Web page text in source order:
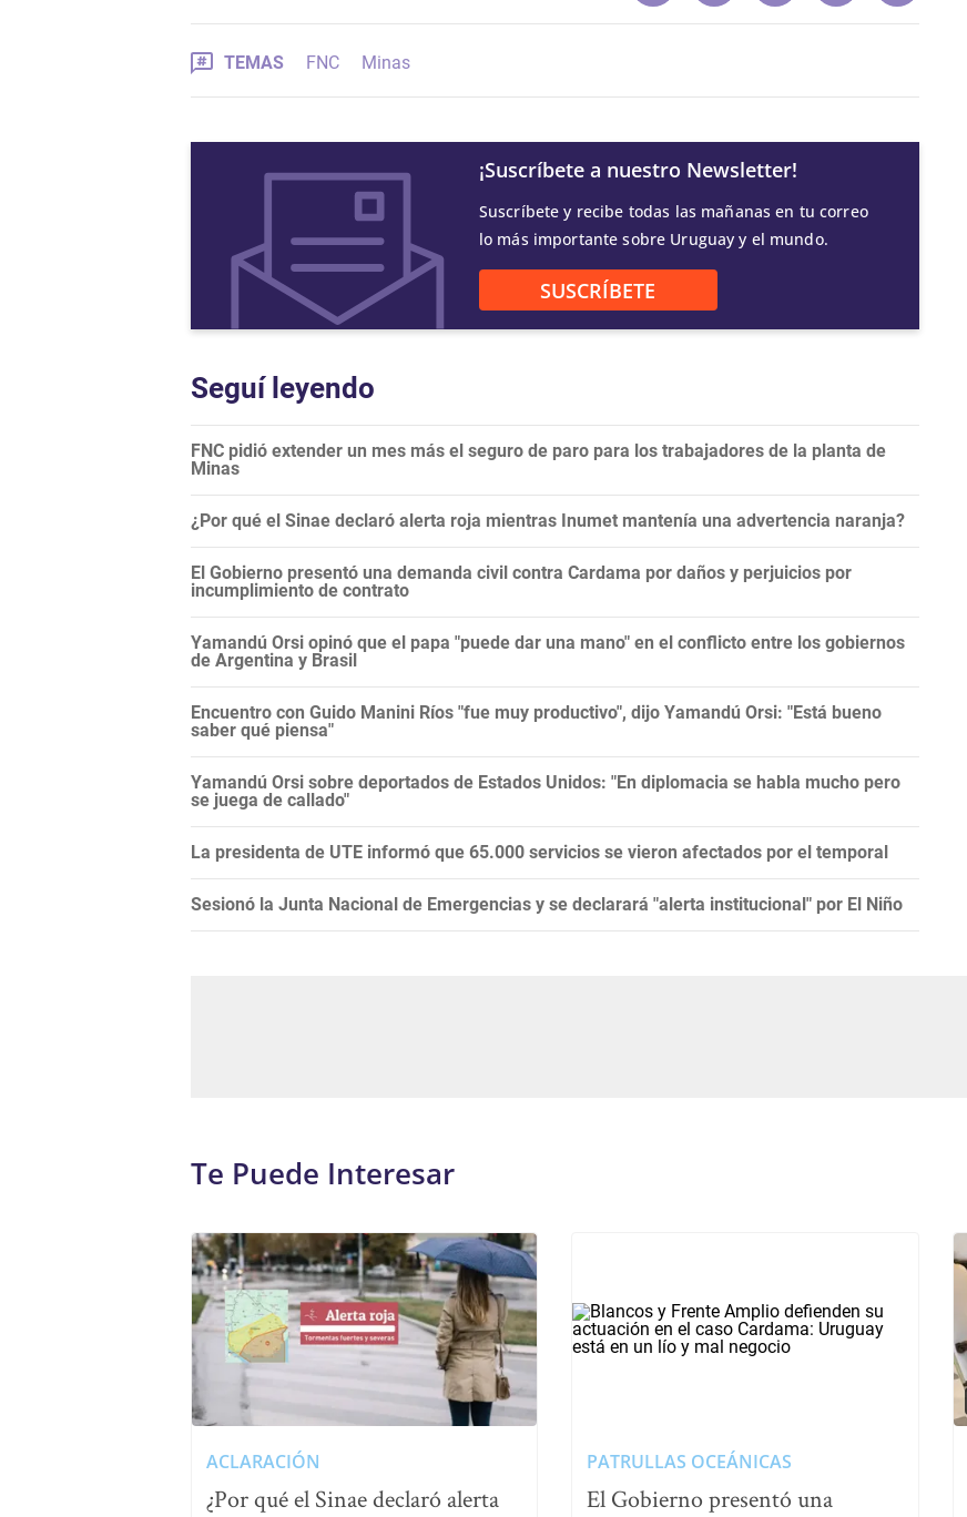
TEMAS FNC Minas
¡Suscríbete a nuestro Newsletter!
Suscríbete y recibe todas las mañanas en tu correo
lo más importante sobre Uruguay y el mundo.
SUSCRÍBETE
Seguí leyendo
FNC pidió extender un mes más el seguro de paro para los trabajadores de la planta de
Minas
¿Por qué el Sinae declaró alerta roja mientras Inumet mantenía una advertencia naranja?
El Gobierno presentó una demanda civil contra Cardama por daños y perjuicios por
incumplimiento de contrato
Yamandú Orsi opinó que el papa "puede dar una mano" en el conflicto entre los gobiernos
de Argentina y Brasil
Encuentro con Guido Manini Ríos "fue muy productivo", dijo Yamandú Orsi: "Está bueno
saber qué piensa"
Yamandú Orsi sobre deportados de Estados Unidos: "En diplomacia se habla mucho pero
se juega de callado"
La presidenta de UTE informó que 65.000 servicios se vieron afectados por el temporal
Sesionó la Junta Nacional de Emergencias y se declarará "alerta institucional" por El Niño
Te Puede Interesar
ACLARACIÓN
¿Por qué el Sinae declaró alerta
PATRULLAS OCEÁNICAS
El Gobierno presentó una